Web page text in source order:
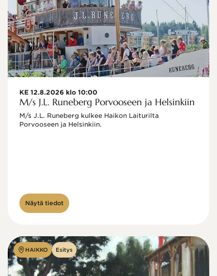
KE 12.8.2026 klo 10:00
M/s J.L. Runeberg Porvooseen ja Helsinkiin
M/s J.L. Runeberg kulkee Haikon Laiturilta
Porvooseen ja Helsinkiin.
Näytä tiedot
HAIKKO Esitys